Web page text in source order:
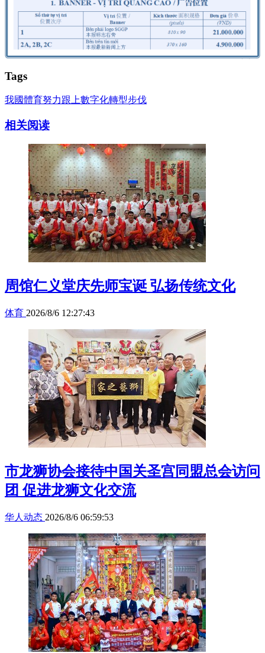
Tags
我國體育努力跟上數字化轉型步伐
相关阅读
周馆仁义堂庆先师宝诞 弘扬传统文化
体育 2026/8/6 12:27:43
市龙狮协会接待中国关圣宫同盟总会访问
团 促进龙狮文化交流
华人动态 2026/8/6 06:59:53